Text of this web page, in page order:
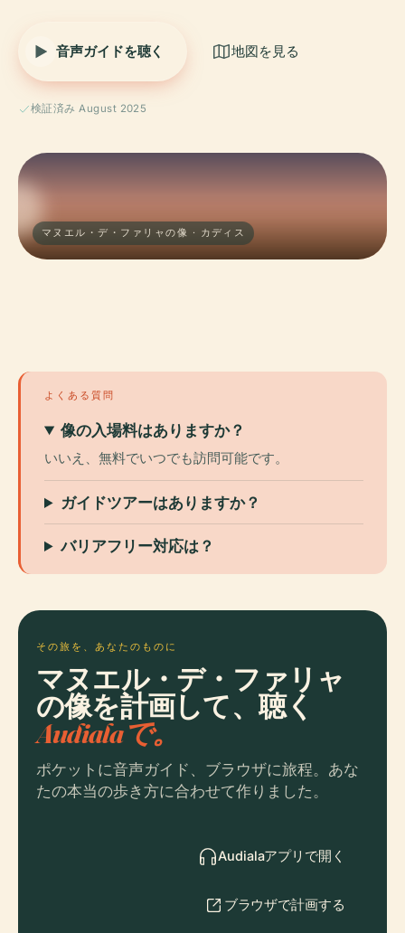
音声ガイドを聴く 地図を見る
検証済み August 2025
マヌエル・デ・ファリャの像 · カディス
よくある質問
像の入場料はありますか？
いいえ、無料でいつでも訪問可能です。
ガイドツアーはありますか？
バリアフリー対応は？
その旅を、あなたのものに
マヌエル・デ・ファリャ
の像を計画して、聴く
Audialaで。
ポケットに音声ガイド、ブラウザに旅程。あな
たの本当の歩き方に合わせて作りました。
Audialaアプリで開く
ブラウザで計画する